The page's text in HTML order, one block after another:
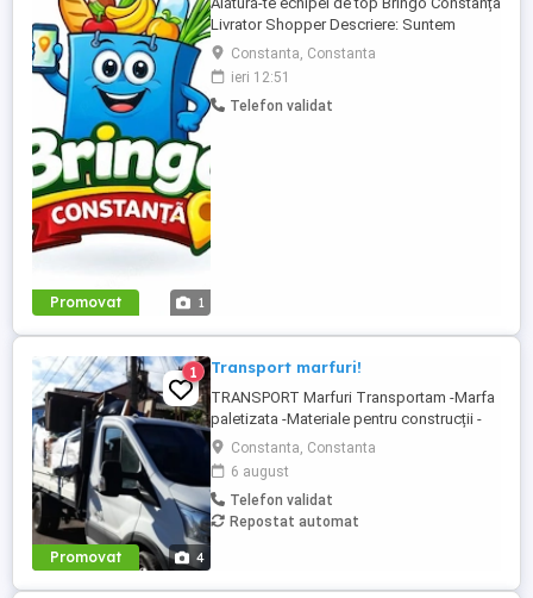
Promovat 1
Livrator Shopper Descriere: Suntem
echipa de top Bringo din Constanța,
fruntași la număr de comenzi, target-uri
atinse și tips-uri primite de la clienți. Acum
căutăm livratori shopperi care vor să
Constanta, Constanta
ieri 12:51
Telefon validat
Promovat 4
1 Transport marfuri!
TRANSPORT Marfuri Transportam -Marfa
paletizata -Materiale pentru construcții -
Mobila ALTELE Va stam la dispoziție
pentru ori ce fel de intrebari privind
costurile transportului și mainpularea
marfurilor
Constanta, Constanta
6 august
Telefon validat
Repostat automat